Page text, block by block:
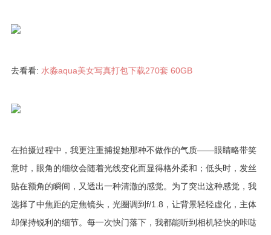
去看看: 水淼aqua美女写真打包下载270套 60GB
在拍摄过程中，我更注重捕捉她那种不做作的气质——眼睛略带笑
意时，眼角的细纹会随着光线变化而显得格外柔和；低头时，发丝
贴在额角的瞬间，又透出一种清澈的感觉。为了突出这种感觉，我
选择了中焦距的定焦镜头，光圈调到f/1.8，让背景轻轻虚化，主体
却保持锐利的细节。每一次快门落下，我都能听到相机轻快的咔哒